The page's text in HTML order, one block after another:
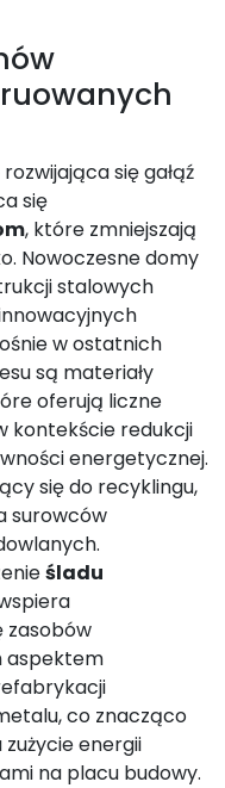
się gałąź
się
, które zmniejszają
Nowoczesne domy
stalowych
w ostatnich
są materiały
oferują liczne
kontekście redukcji
energetycznej.
się do recyklingu,
surowców
śladu
zasobów
aspektem
co znacząco
energii
na placu budowy.